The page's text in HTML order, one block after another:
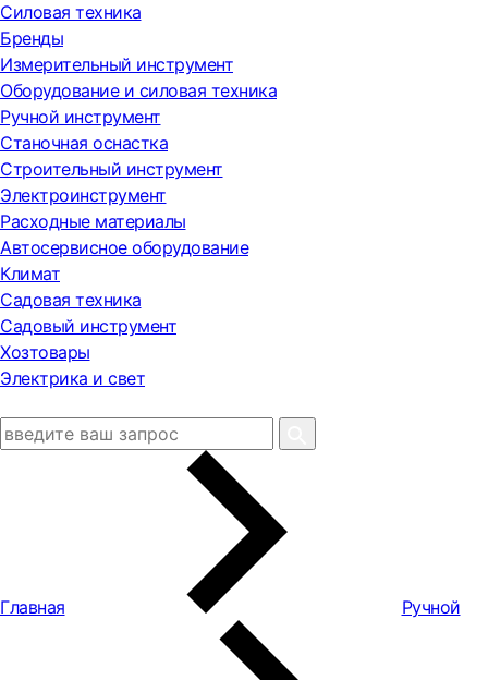
Силовая техника
Бренды
Измерительный инструмент
Оборудование и силовая техника
Ручной инструмент
Станочная оснастка
Строительный инструмент
Электроинструмент
Расходные материалы
Автосервисное оборудование
Климат
Садовая техника
Садовый инструмент
Хозтовары
Электрика и свет
Главная Ручной